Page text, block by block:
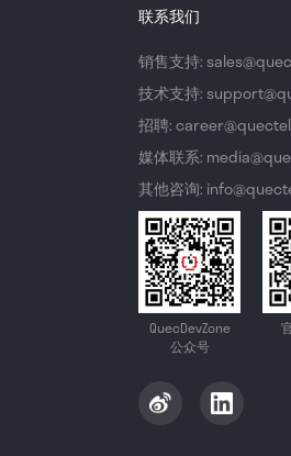
联系我们
销售支持:
技术支持:
招聘:
媒体联系:
其他咨询:
QuecDevZone
公众号